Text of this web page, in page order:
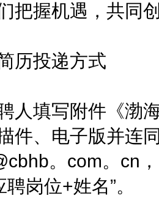
把握机遇，共同
投递方式
填写附件《渤海
件、电子版并连
。com。cn
岗位+姓名”。